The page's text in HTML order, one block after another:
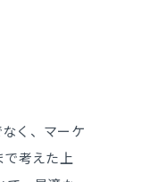
く、マーケ
考えた上